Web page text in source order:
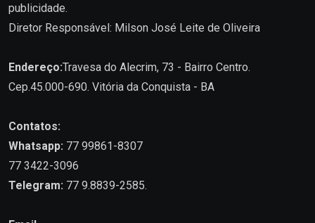
publicidade.
Diretor Responsável: Milson José Leite de Oliveira
Endereço:Travesa do Alecrim, 73 - Bairro Centro.
Cep.45.000-690. Vitória da Conquista - BA
Contatos:
Whatsapp: 77 99861-8307
77 3422-3096
Telegram: 77 9.8839-2585.